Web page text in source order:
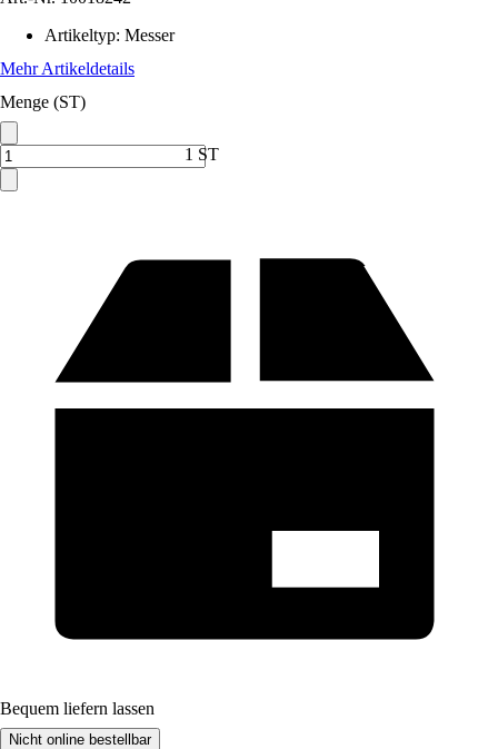
Artikeltyp: Messer
Mehr Artikeldetails
Menge (ST)
1 ST
Bequem liefern lassen
Nicht online bestellbar